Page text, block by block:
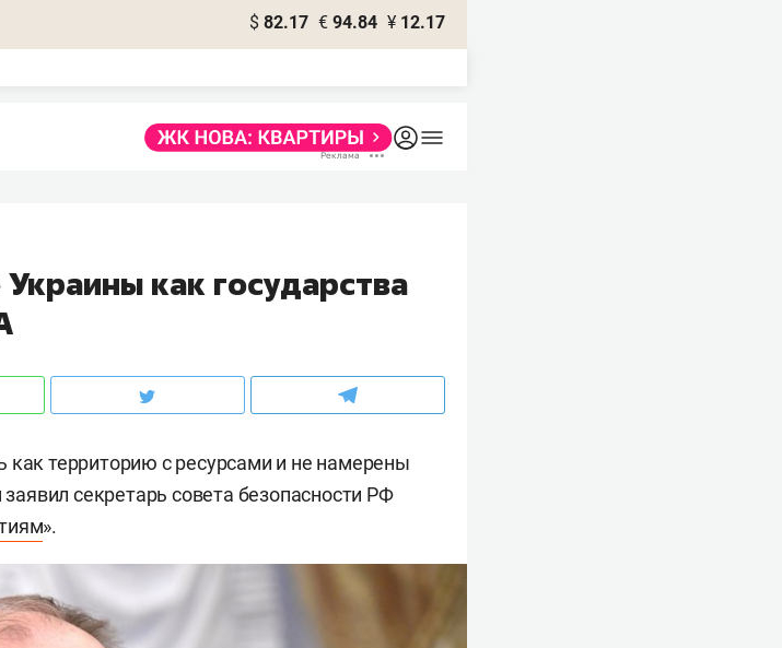
$ 82.17 € 94.84 ¥ 12.17
как государства
территорию с ресурсами и не намерены
секретарь совета безопасности РФ
».